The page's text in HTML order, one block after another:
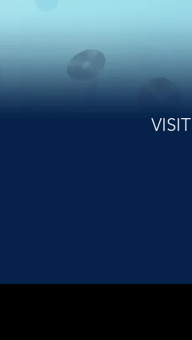
VISIT